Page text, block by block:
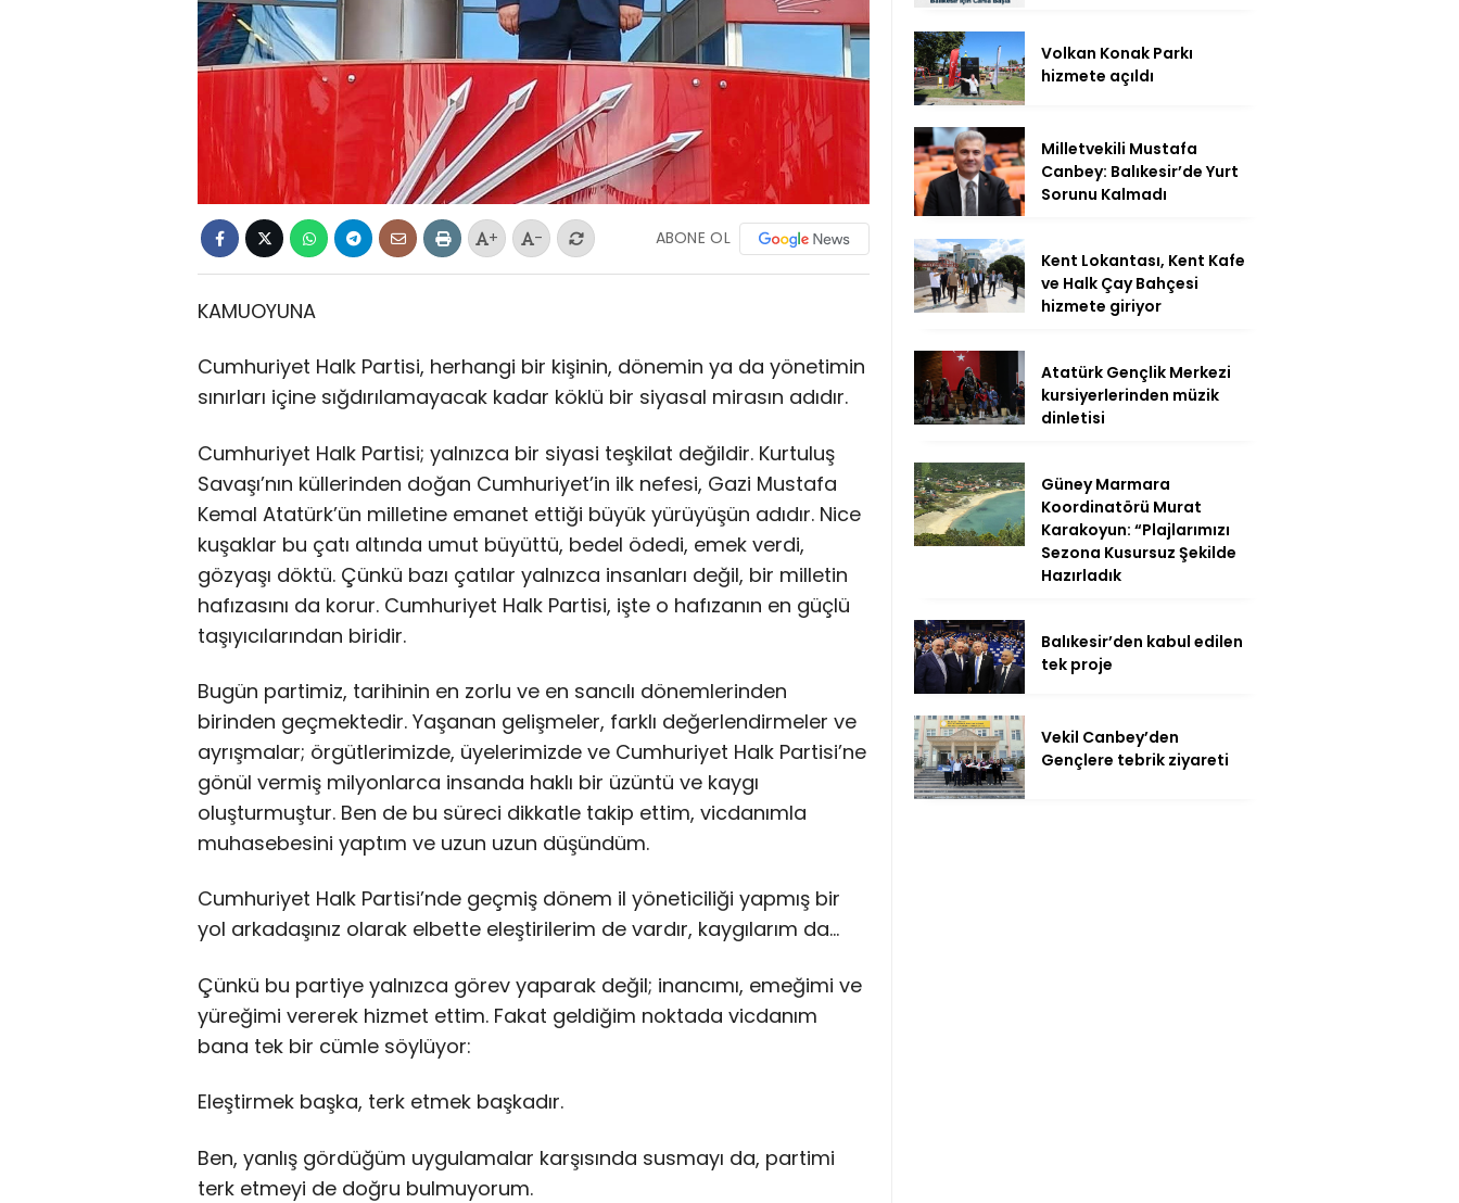
+ - ABONE OL
KAMUOYUNA
Cumhuriyet Halk Partisi, herhangi bir kişinin, dönemin ya da yönetimin
sınırları içine sığdırılamayacak kadar köklü bir siyasal mirasın adıdır.
Cumhuriyet Halk Partisi; yalnızca bir siyasi teşkilat değildir. Kurtuluş
Savaşı’nın küllerinden doğan Cumhuriyet’in ilk nefesi, Gazi Mustafa
Kemal Atatürk’ün milletine emanet ettiği büyük yürüyüşün adıdır. Nice
kuşaklar bu çatı altında umut büyüttü, bedel ödedi, emek verdi,
gözyaşı döktü. Çünkü bazı çatılar yalnızca insanları değil, bir milletin
hafızasını da korur. Cumhuriyet Halk Partisi, işte o hafızanın en güçlü
taşıyıcılarından biridir.
Bugün partimiz, tarihinin en zorlu ve en sancılı dönemlerinden
birinden geçmektedir. Yaşanan gelişmeler, farklı değerlendirmeler ve
ayrışmalar; örgütlerimizde, üyelerimizde ve Cumhuriyet Halk Partisi’ne
gönül vermiş milyonlarca insanda haklı bir üzüntü ve kaygı
oluşturmuştur. Ben de bu süreci dikkatle takip ettim, vicdanımla
muhasebesini yaptım ve uzun uzun düşündüm.
Cumhuriyet Halk Partisi’nde geçmiş dönem il yöneticiliği yapmış bir
yol arkadaşınız olarak elbette eleştirilerim de vardır, kaygılarım da…
Çünkü bu partiye yalnızca görev yaparak değil; inancımı, emeğimi ve
yüreğimi vererek hizmet ettim. Fakat geldiğim noktada vicdanım
bana tek bir cümle söylüyor:
Eleştirmek başka, terk etmek başkadır.
Ben, yanlış gördüğüm uygulamalar karşısında susmayı da, partimi
terk etmeyi de doğru bulmuyorum.
Volkan Konak Parkı
hizmete açıldı
Milletvekili Mustafa
Canbey: Balıkesir’de Yurt
Sorunu Kalmadı
Kent Lokantası, Kent Kafe
ve Halk Çay Bahçesi
hizmete giriyor
Atatürk Gençlik Merkezi
kursiyerlerinden müzik
dinletisi
Güney Marmara
Koordinatörü Murat
Karakoyun: “Plajlarımızı
Sezona Kusursuz Şekilde
Hazırladık
Balıkesir’den kabul edilen
tek proje
Vekil Canbey’den
Gençlere tebrik ziyareti